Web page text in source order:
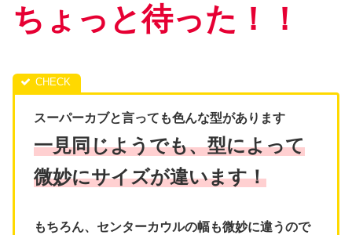
ちょっと待った！！
スーパーカブと言っても色んな型があります
一見同じようでも、型によって
微妙にサイズが違います！
もちろん、センターカウルの幅も微妙に違うので